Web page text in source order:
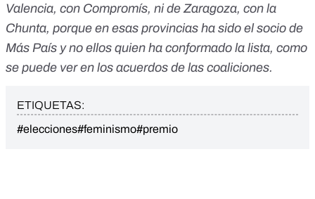
Valencia, con Compromís, ni de Zaragoza, con la
Chunta, porque en esas provincias ha sido el socio de
Más País y no ellos quien ha conformado la lista, como
se puede ver en los acuerdos de las coaliciones.
ETIQUETAS:
#elecciones#feminismo#premio